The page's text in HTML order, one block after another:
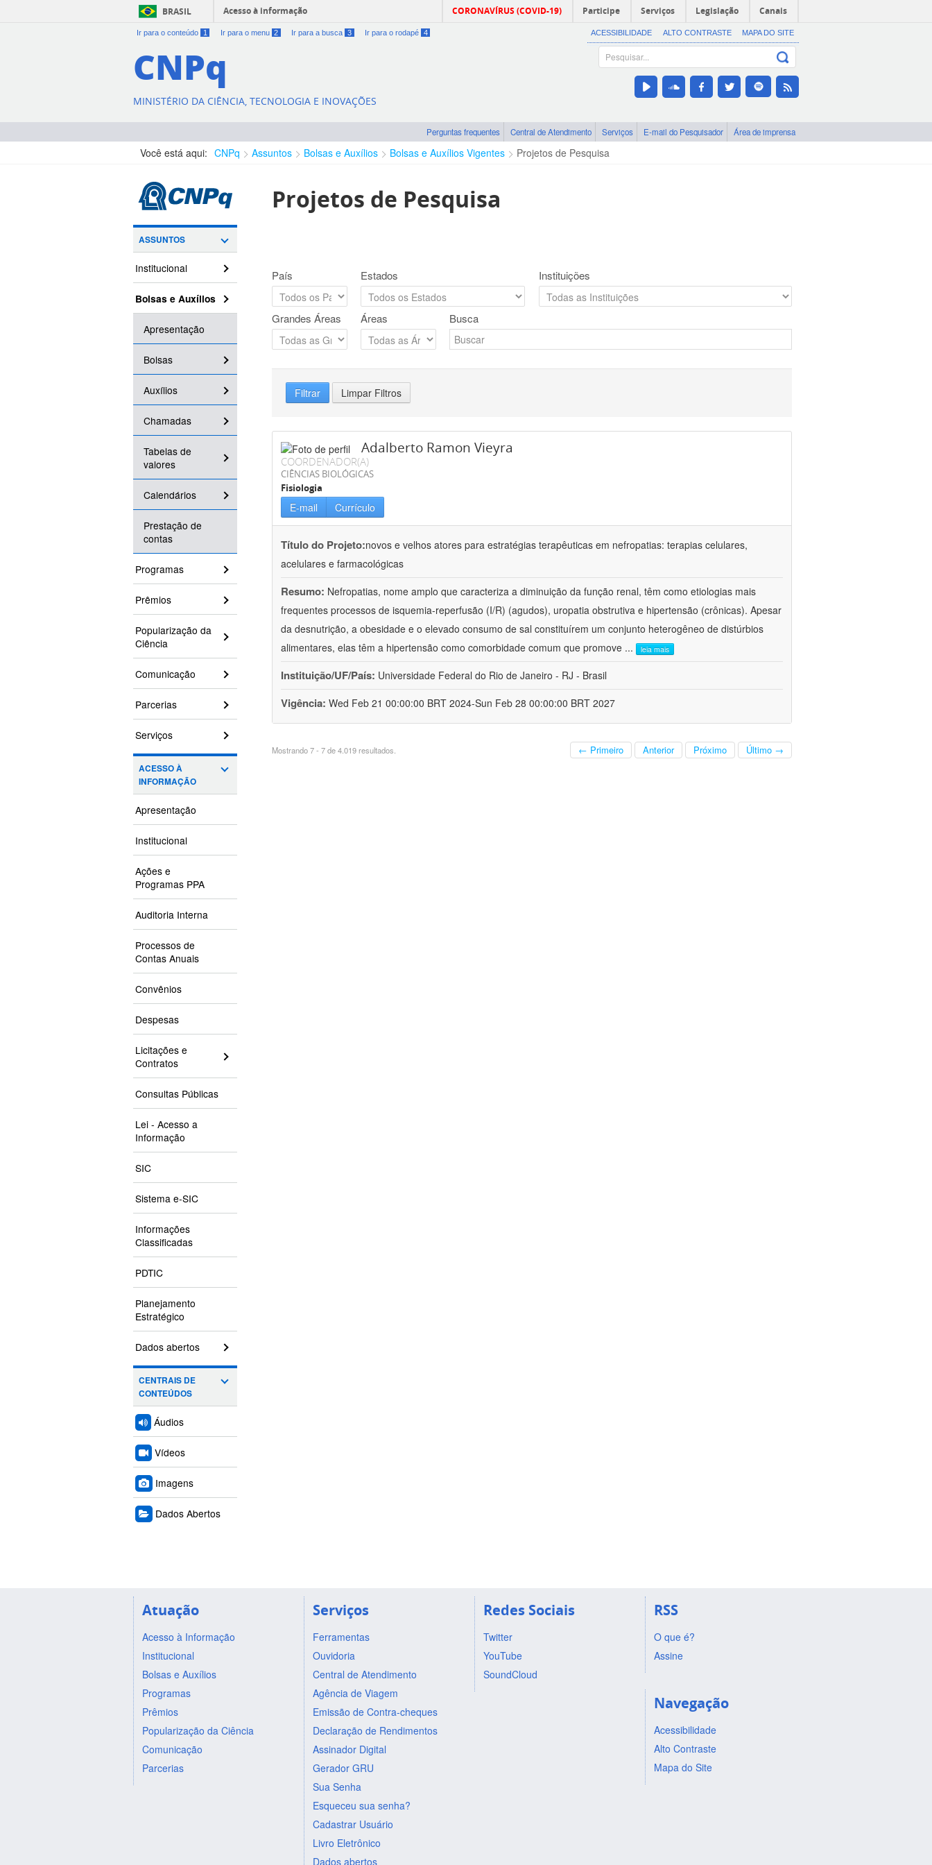
BRASIL Acesso à informação CORONAVÍRUS (COVID-19) Participe Serviços Legislação Canais
Ir para o conteúdo 1 Ir para o menu 2 Ir para a busca 3 Ir para o rodapé 4 ACESSIBILIDADE ALTO CONTRASTE MAPA DO SITE
CNPq
MINISTÉRIO DA CIÊNCIA, TECNOLOGIA E INOVAÇÕES
Perguntas frequentes Central de Atendimento Serviços E-mail do Pesquisador Área de imprensa
Você está aqui: CNPq Assuntos Bolsas e Auxílios Bolsas e Auxílios Vigentes Projetos de Pesquisa
ASSUNTOS
Institucional
Bolsas e Auxílios
Apresentação
Bolsas
Auxílios
Chamadas
Tabelas de
valores
Calendários
Prestação de
contas
Programas
Prêmios
Popularização da
Ciência
Comunicação
Parcerias
Serviços
ACESSO À
INFORMAÇÃO
Apresentação
Institucional
Ações e
Programas PPA
Auditoria Interna
Processos de
Contas Anuais
Convênios
Despesas
Licitações e
Contratos
Consultas Públicas
Lei - Acesso a
Informação
SIC
Sistema e-SIC
Informações
Classificadas
PDTIC
Planejamento
Estratégico
Dados abertos
CENTRAIS DE
CONTEÚDOS
Áudios
Vídeos
Imagens
Dados Abertos
Projetos de Pesquisa
País Estados Instituições
Grandes Áreas Áreas Busca
Filtrar Limpar Filtros
Adalberto Ramon Vieyra
COORDENADOR(A)
CIÊNCIAS BIOLÓGICAS
Fisiologia
E-mail Currículo
Título do Projeto:novos e velhos atores para estratégias terapêuticas em nefropatias: terapias celulares,
acelulares e farmacológicas
Resumo: Nefropatias, nome amplo que caracteriza a diminuição da função renal, têm como etiologias mais
frequentes processos de isquemia-reperfusão (I/R) (agudos), uropatia obstrutiva e hipertensão (crônicas). Apesar
da desnutrição, a obesidade e o elevado consumo de sal constituírem um conjunto heterogêneo de distúrbios
alimentares, elas têm a hipertensão como comorbidade comum que promove ... leia mais
Instituição/UF/País: Universidade Federal do Rio de Janeiro - RJ - Brasil
Vigência: Wed Feb 21 00:00:00 BRT 2024-Sun Feb 28 00:00:00 BRT 2027
Mostrando 7 - 7 de 4.019 resultados. ← Primeiro Anterior Próximo Último →
Atuação
Acesso à Informação
Institucional
Bolsas e Auxílios
Programas
Prêmios
Popularização da Ciência
Comunicação
Parcerias
Serviços
Ferramentas
Ouvidoria
Central de Atendimento
Agência de Viagem
Emissão de Contra-cheques
Declaração de Rendimentos
Assinador Digital
Gerador GRU
Sua Senha
Esqueceu sua senha?
Cadastrar Usuário
Livro Eletrônico
Dados abertos
Redes Sociais
Twitter
YouTube
SoundCloud
RSS
O que é?
Assine
Navegação
Acessibilidade
Alto Contraste
Mapa do Site